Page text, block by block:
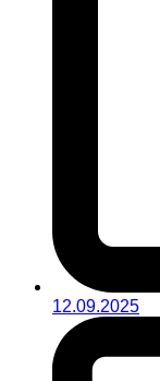
12.09.2025